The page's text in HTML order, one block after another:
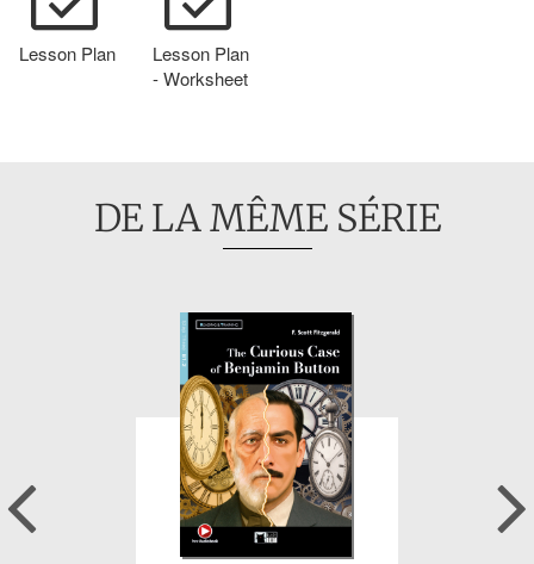
Lesson Plan
Lesson Plan
- Worksheet
DE LA MÊME SÉRIE
Previous